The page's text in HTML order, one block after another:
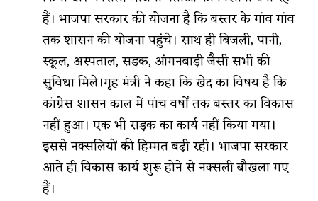
हैं। भाजपा सरकार की योजना है कि बस्तर के गांव गांव
तक शासन की योजना पहुंचे। साथ ही बिजली, पानी,
स्कूल, अस्पताल, सड़क, आंगनबाड़ी जैसी सभी की
सुविधा मिले।गृह मंत्री ने कहा कि खेद का विषय है कि
कांग्रेस शासन काल में पांच वर्षों तक बस्तर का विकास
नहीं हुआ। एक भी सड़क का कार्य नहीं किया गया।
इससे नक्सलियों की हिम्मत बढ़ी रही। भाजपा सरकार
आते ही विकास कार्य शुरू होने से नक्सली बौखला गए
हैं।